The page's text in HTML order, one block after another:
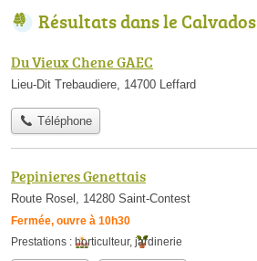
Résultats dans le Calvados
Du Vieux Chene GAEC
Lieu-Dit Trebaudiere, 14700 Leffard
Téléphone
Pepinieres Genettais
Route Rosel, 14280 Saint-Contest
Fermée, ouvre à 10h30
Prestations : horticulteur, jardinerie